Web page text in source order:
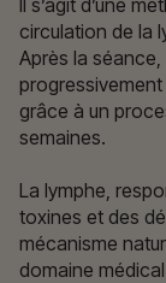
Il s’agit d’une
circulation de la
Après la
progressivement
grâce à un
semaines.
La lymphe,
toxines et des
mécanisme
domaine